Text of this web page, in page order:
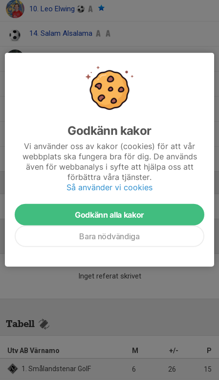
10. Leo Elwing
14. Salam Alsalama
19. Hamza Abdulrahim
20. Mohammad Nour Alttrris
John BacklerLedare
Inget referat skrivet
Tabell
Utv AB Värnamo M +/- P
1. Smålandstenar GoIF 6 26 15
Godkänn kakor
Vi använder oss av kakor (cookies) för att vår
webbplats ska fungera bra för dig. De används
även för webbanalys i syfte att hjälpa oss att
förbättra våra tjänster.
Så använder vi cookies
Godkänn alla kakor
Bara nödvändiga